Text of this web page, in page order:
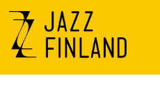
Menu